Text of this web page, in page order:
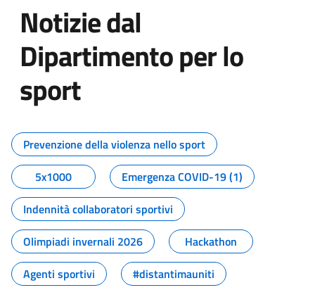
Notizie dal
Dipartimento per lo
sport
Tutti i contenuti della pagina
Prevenzione della violenza nello sport
5x1000
Emergenza COVID-19 (1)
Indennità collaboratori sportivi
Olimpiadi invernali 2026
Hackathon
Agenti sportivi
#distantimauniti